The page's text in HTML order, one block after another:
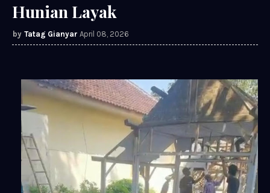
Hunian Layak
Tatag Gianyar April 08, 2026